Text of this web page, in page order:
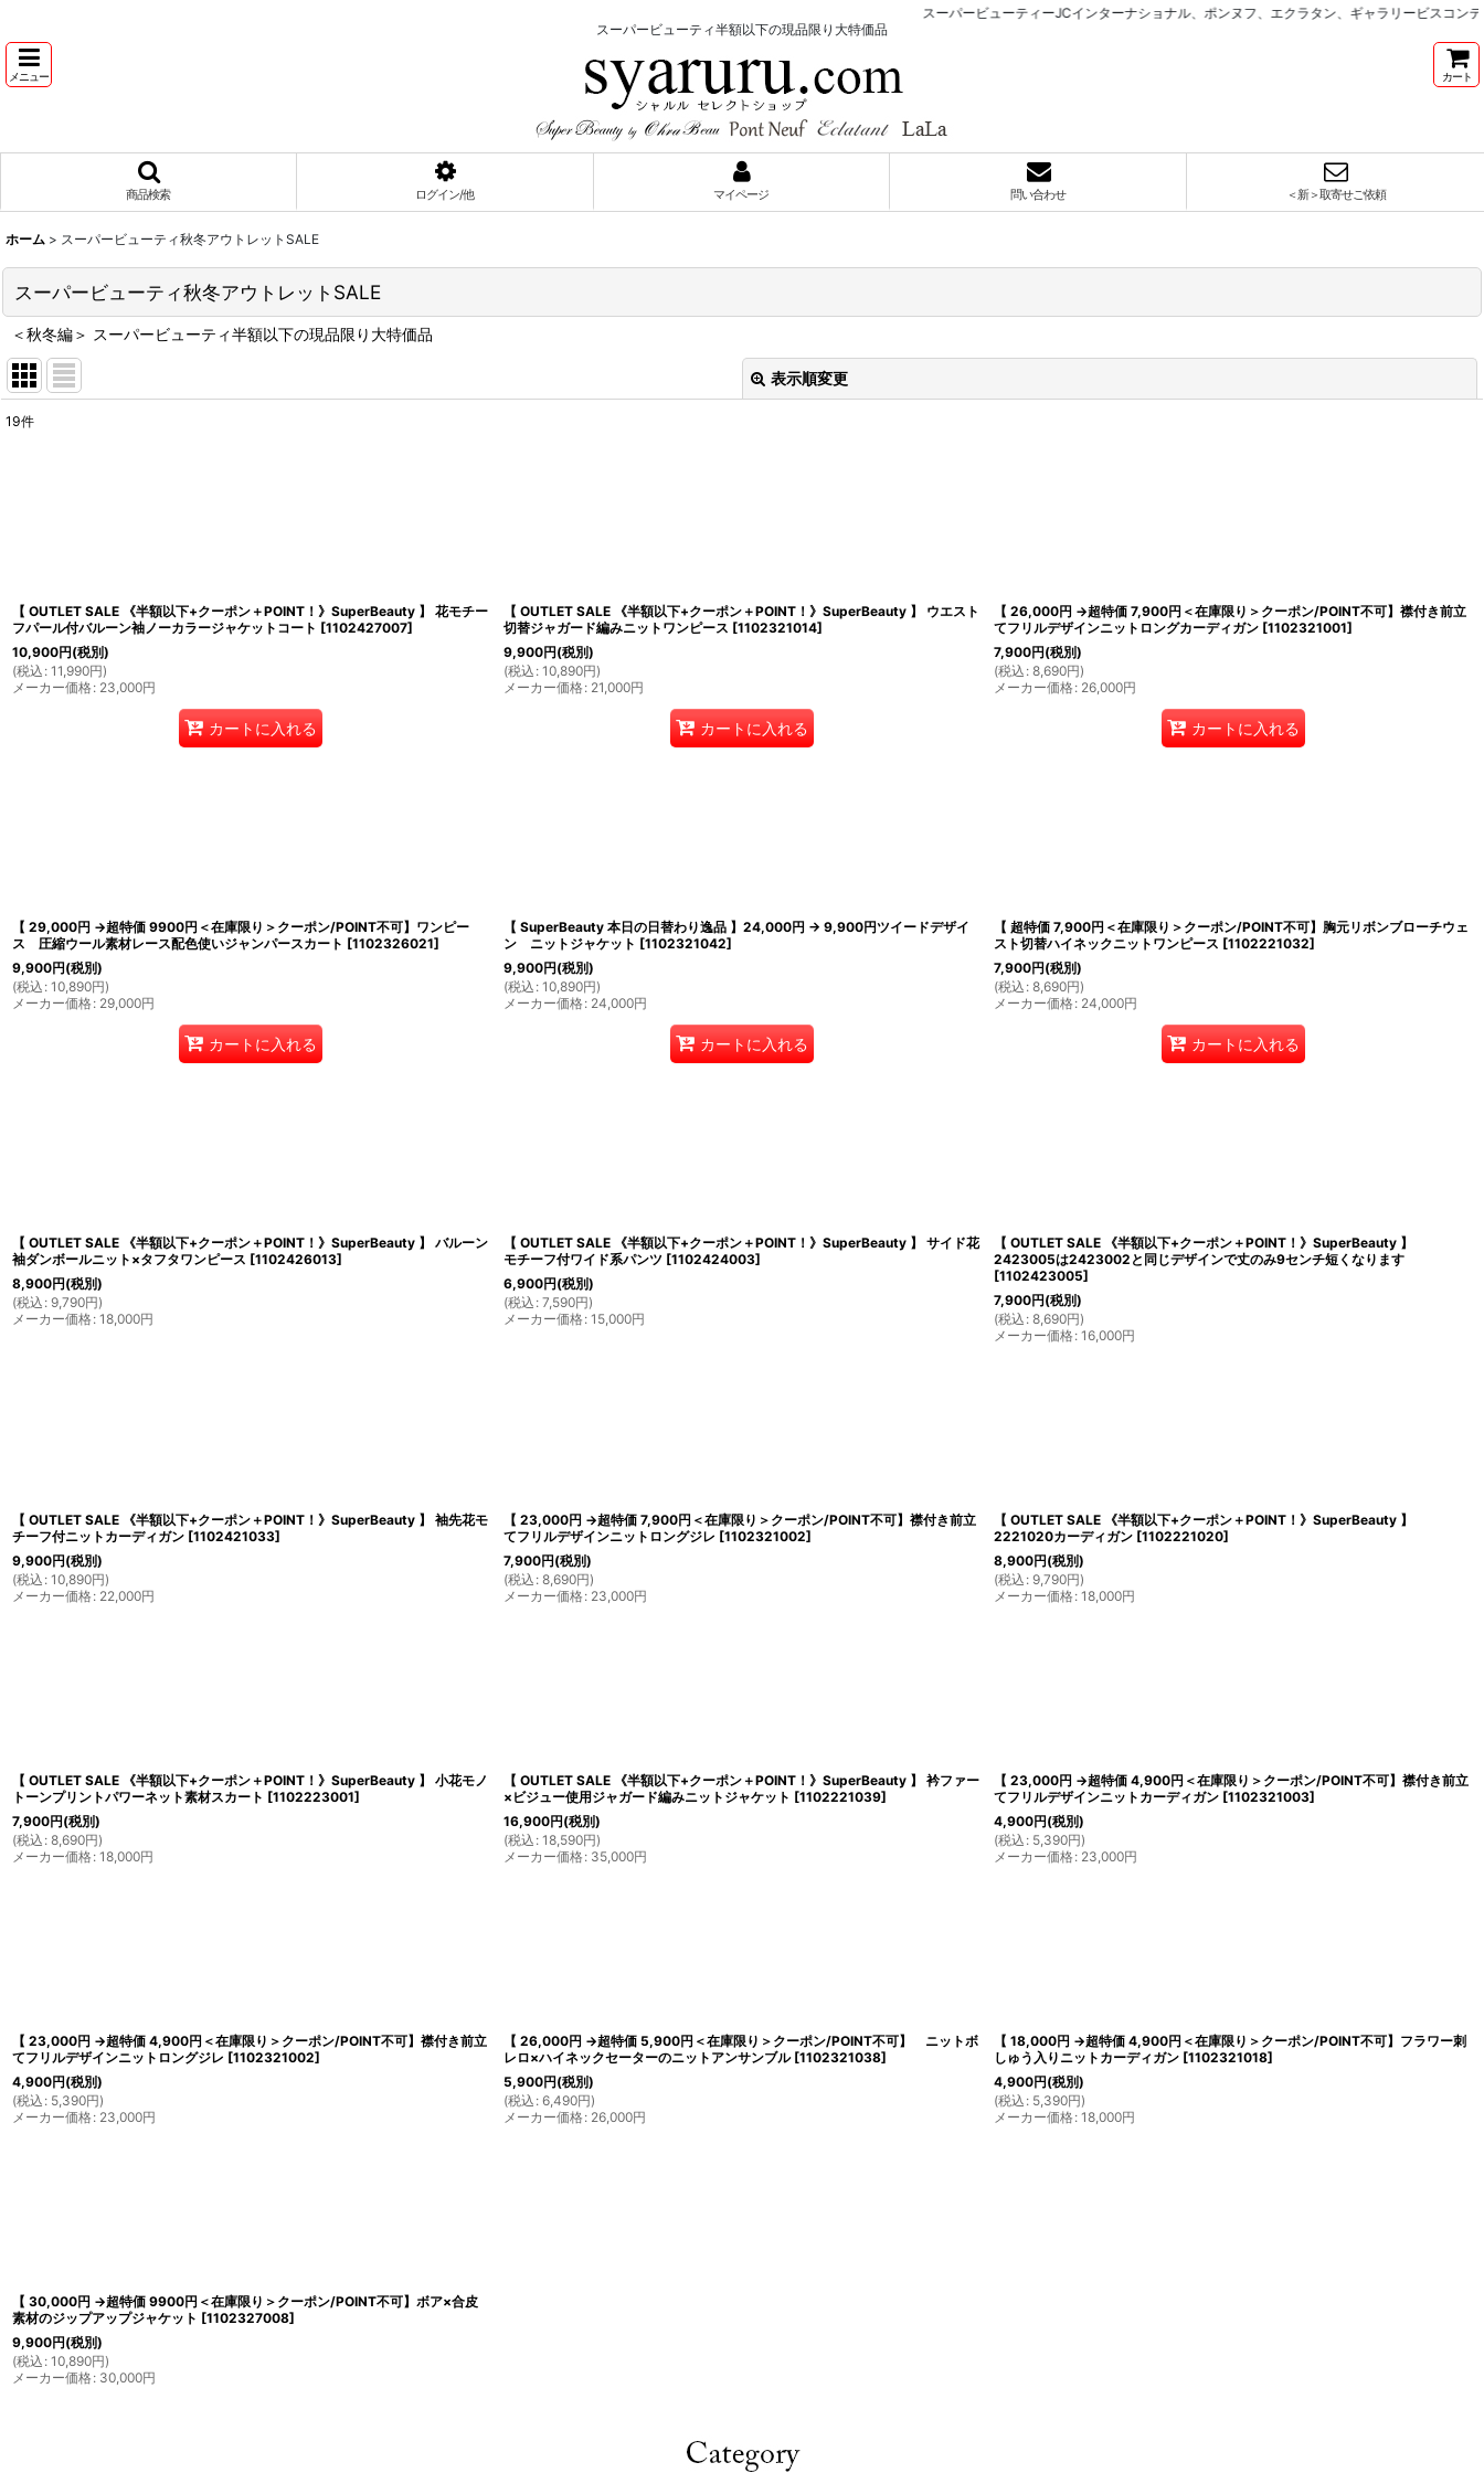
スーパービューティーJCインターナショナル、ポンヌフ、エクラタン、ギャラリービスコンティ
スーパービューティ半額以下の現品限り大特価品
メニュー カート
商品検索 ログイン/他 マイページ 問い合わせ ＜新＞取寄せご依頼
ホーム > スーパービューティ秋冬アウトレットSALE
スーパービューティ秋冬アウトレットSALE
＜秋冬編＞ スーパービューティ半額以下の現品限り大特価品
表示順変更
19件
【 OUTLET SALE 《半額以下+クーポン＋POINT！》SuperBeauty 】 花モチー
フパール付バルーン袖ノーカラージャケットコート [1102427007]
10,900円(税別)
(税込 : 11,990円)
メーカー価格: 23,000円
カートに入れる
【 OUTLET SALE 《半額以下+クーポン＋POINT！》SuperBeauty 】 ウエスト
切替ジャガード編みニットワンピース [1102321014]
9,900円(税別)
(税込 : 10,890円)
メーカー価格: 21,000円
カートに入れる
【 26,000円 →超特価 7,900円＜在庫限り＞クーポン/POINT不可】襟付き前立
てフリルデザインニットロングカーディガン [1102321001]
7,900円(税別)
(税込 : 8,690円)
メーカー価格: 26,000円
カートに入れる
【 29,000円 →超特価 9900円＜在庫限り＞クーポン/POINT不可】ワンピー
ス 圧縮ウール素材レース配色使いジャンパースカート [1102326021]
9,900円(税別)
(税込 : 10,890円)
メーカー価格: 29,000円
カートに入れる
【 SuperBeauty 本日の日替わり逸品 】24,000円 → 9,900円ツイードデザイ
ン ニットジャケット [1102321042]
9,900円(税別)
(税込 : 10,890円)
メーカー価格: 24,000円
カートに入れる
【 超特価 7,900円＜在庫限り＞クーポン/POINT不可】胸元リボンブローチウェ
スト切替ハイネックニットワンピース [1102221032]
7,900円(税別)
(税込 : 8,690円)
メーカー価格: 24,000円
カートに入れる
【 OUTLET SALE 《半額以下+クーポン＋POINT！》SuperBeauty 】 バルーン
袖ダンボールニット×タフタワンピース [1102426013]
8,900円(税別)
(税込 : 9,790円)
メーカー価格: 18,000円
【 OUTLET SALE 《半額以下+クーポン＋POINT！》SuperBeauty 】 サイド花
モチーフ付ワイド系パンツ [1102424003]
6,900円(税別)
(税込 : 7,590円)
メーカー価格: 15,000円
【 OUTLET SALE 《半額以下+クーポン＋POINT！》SuperBeauty 】
2423005は2423002と同じデザインで丈のみ9センチ短くなります
[1102423005]
7,900円(税別)
(税込 : 8,690円)
メーカー価格: 16,000円
【 OUTLET SALE 《半額以下+クーポン＋POINT！》SuperBeauty 】 袖先花モ
チーフ付ニットカーディガン [1102421033]
9,900円(税別)
(税込 : 10,890円)
メーカー価格: 22,000円
【 23,000円 →超特価 7,900円＜在庫限り＞クーポン/POINT不可】襟付き前立
てフリルデザインニットロングジレ [1102321002]
7,900円(税別)
(税込 : 8,690円)
メーカー価格: 23,000円
【 OUTLET SALE 《半額以下+クーポン＋POINT！》SuperBeauty 】
2221020カーディガン [1102221020]
8,900円(税別)
(税込 : 9,790円)
メーカー価格: 18,000円
【 OUTLET SALE 《半額以下+クーポン＋POINT！》SuperBeauty 】 小花モノ
トーンプリントパワーネット素材スカート [1102223001]
7,900円(税別)
(税込 : 8,690円)
メーカー価格: 18,000円
【 OUTLET SALE 《半額以下+クーポン＋POINT！》SuperBeauty 】 衿ファー
×ビジュー使用ジャガード編みニットジャケット [1102221039]
16,900円(税別)
(税込 : 18,590円)
メーカー価格: 35,000円
【 23,000円 →超特価 4,900円＜在庫限り＞クーポン/POINT不可】襟付き前立
てフリルデザインニットカーディガン [1102321003]
4,900円(税別)
(税込 : 5,390円)
メーカー価格: 23,000円
【 23,000円 →超特価 4,900円＜在庫限り＞クーポン/POINT不可】襟付き前立
てフリルデザインニットロングジレ [1102321002]
4,900円(税別)
(税込 : 5,390円)
メーカー価格: 23,000円
【 26,000円 →超特価 5,900円＜在庫限り＞クーポン/POINT不可】 ニットボ
レロ×ハイネックセーターのニットアンサンブル [1102321038]
5,900円(税別)
(税込 : 6,490円)
メーカー価格: 26,000円
【 18,000円 →超特価 4,900円＜在庫限り＞クーポン/POINT不可】フラワー刺
しゅう入りニットカーディガン [1102321018]
4,900円(税別)
(税込 : 5,390円)
メーカー価格: 18,000円
【 30,000円 →超特価 9900円＜在庫限り＞クーポン/POINT不可】ボア×合皮
素材のジップアップジャケット [1102327008]
9,900円(税別)
(税込 : 10,890円)
メーカー価格: 30,000円